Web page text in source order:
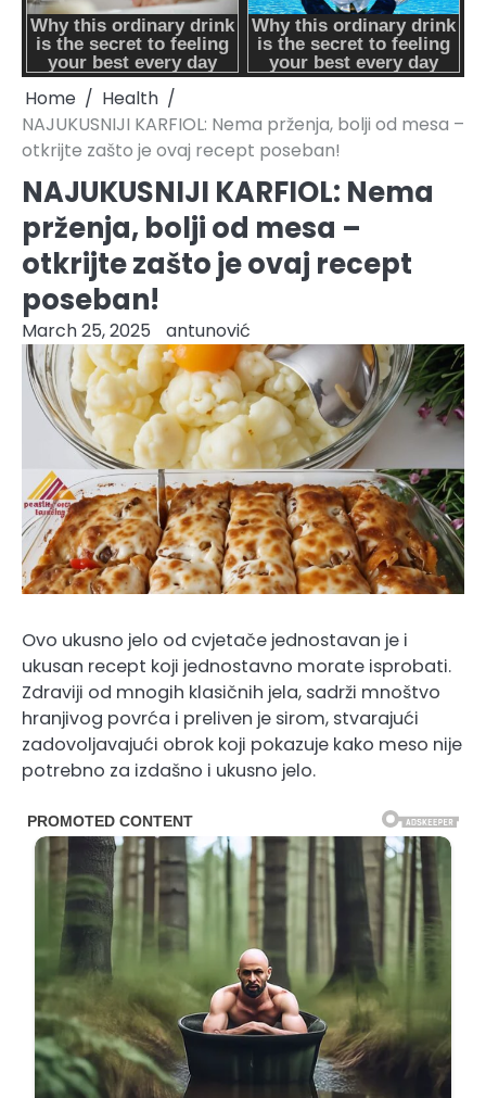
Home
Health
NAJUKUSNIJI KARFIOL: Nema prženja, bolji od mesa –
otkrijte zašto je ovaj recept poseban!
NAJUKUSNIJI KARFIOL: Nema
prženja, bolji od mesa –
otkrijte zašto je ovaj recept
poseban!
March 25, 2025 antunović
Ovo ukusno jelo od cvjetače jednostavan je i
ukusan recept koji jednostavno morate isprobati.
Zdraviji od mnogih klasičnih jela, sadrži mnoštvo
hranjivog povrća i preliven je sirom, stvarajući
zadovoljavajući obrok koji pokazuje kako meso nije
potrebno za izdašno i ukusno jelo.